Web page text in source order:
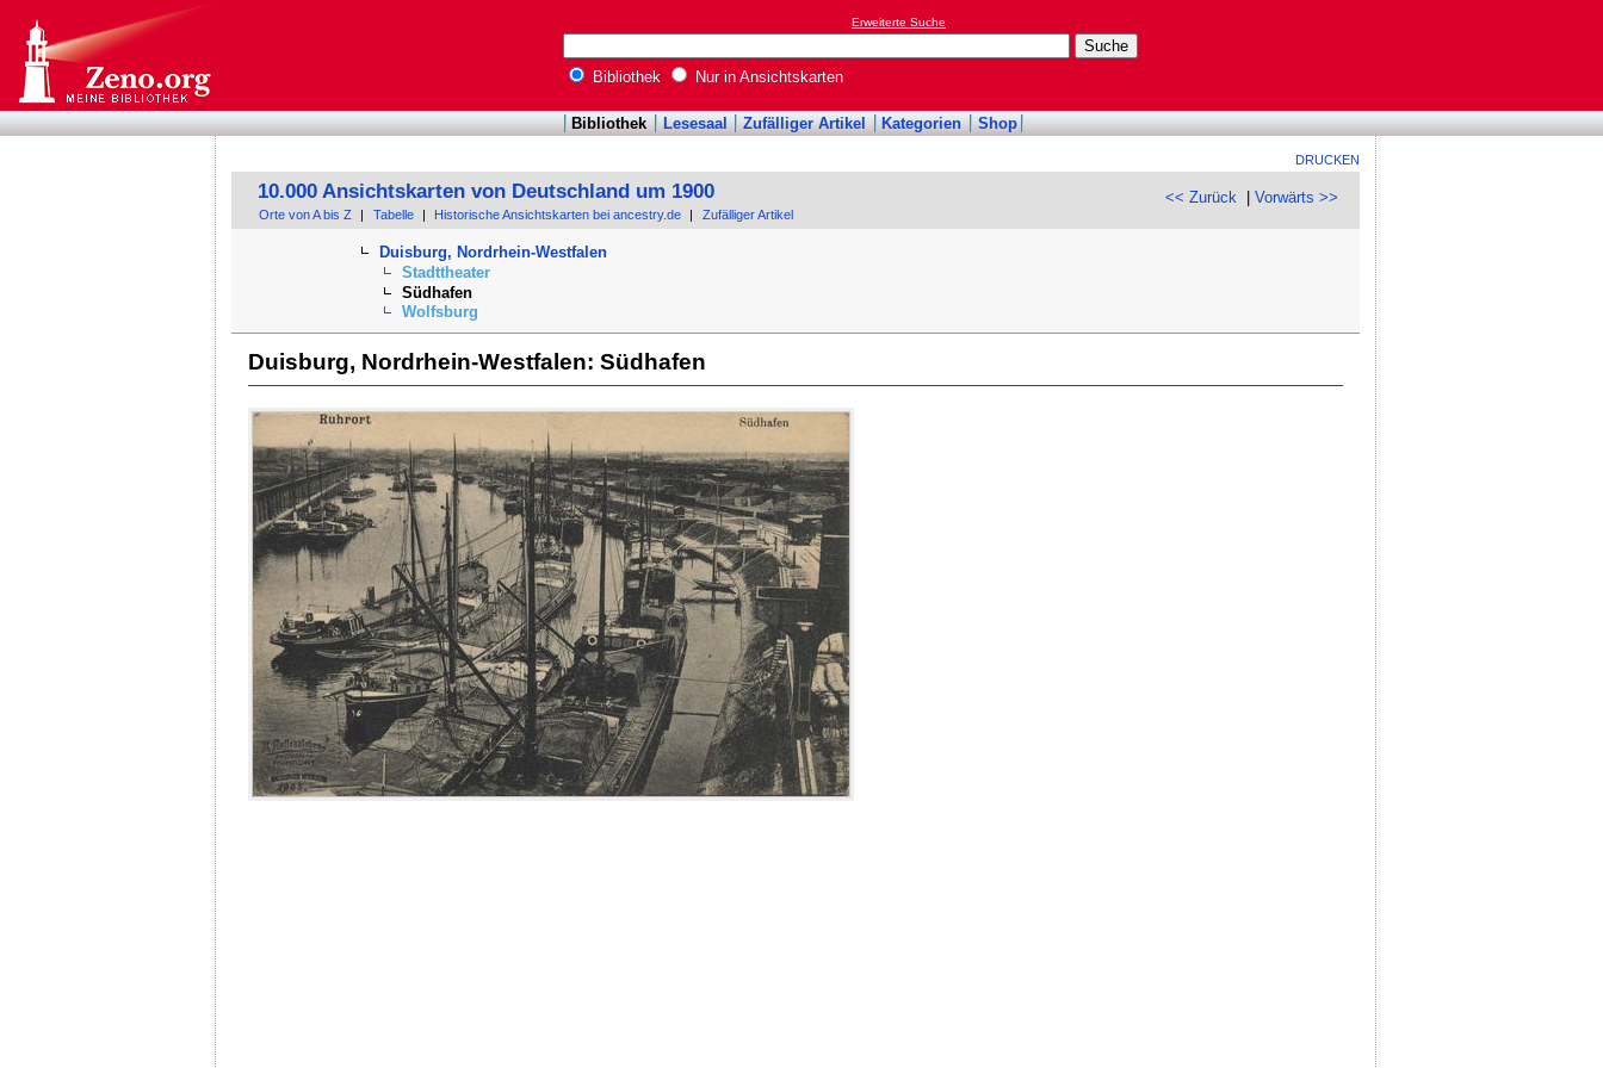
Erweiterte Suche
Bibliothek Nur in Ansichtskarten
Bibliothek Lesesaal Zufälliger Artikel Kategorien Shop
DRUCKEN
<< Zurück |Vorwärts >>
10.000 Ansichtskarten von Deutschland um 1900
Orte von A bis Z Tabelle Historische Ansichtskarten bei ancestry.de Zufälliger Artikel
Duisburg, Nordrhein-Westfalen
Stadttheater
Südhafen
Wolfsburg
Duisburg, Nordrhein-Westfalen: Südhafen